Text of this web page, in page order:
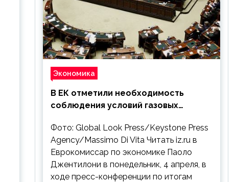
Экономика
В ЕК отметили необходимость
соблюдения условий газовых
Фото: Global Look Press/Keystone Press
Agency/Massimo Di Vita Читать iz.ru в
Еврокомиссар по экономике Паоло
Джентилони в понедельник, 4 апреля, в
ходе пресс-конференции по итогам